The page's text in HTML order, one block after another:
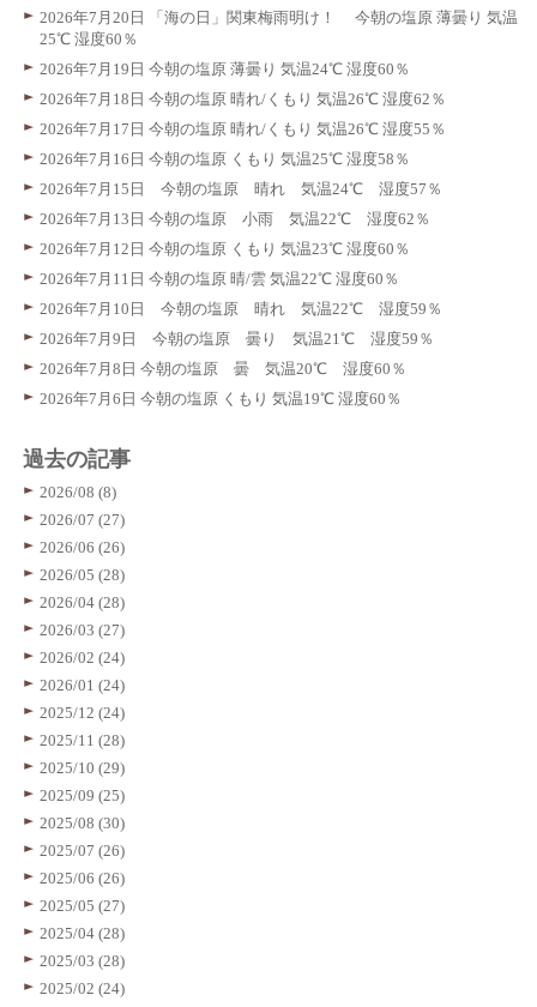
2026年7月20日 「海の日」関東梅雨明け！ 今朝の塩原 薄曇り 気温
25℃ 湿度60％
2026年7月19日 今朝の塩原 薄曇り 気温24℃ 湿度60％
2026年7月18日 今朝の塩原 晴れ/くもり 気温26℃ 湿度62％
2026年7月17日 今朝の塩原 晴れ/くもり 気温26℃ 湿度55％
2026年7月16日 今朝の塩原 くもり 気温25℃ 湿度58％
2026年7月15日 今朝の塩原 晴れ 気温24℃ 湿度57％
2026年7月13日 今朝の塩原 小雨 気温22℃ 湿度62％
2026年7月12日 今朝の塩原 くもり 気温23℃ 湿度60％
2026年7月11日 今朝の塩原 晴/雲 気温22℃ 湿度60％
2026年7月10日 今朝の塩原 晴れ 気温22℃ 湿度59％
2026年7月9日 今朝の塩原 曇り 気温21℃ 湿度59％
2026年7月8日 今朝の塩原 曇 気温20℃ 湿度60％
2026年7月6日 今朝の塩原 くもり 気温19℃ 湿度60％
過去の記事
2026/08 (8)
2026/07 (27)
2026/06 (26)
2026/05 (28)
2026/04 (28)
2026/03 (27)
2026/02 (24)
2026/01 (24)
2025/12 (24)
2025/11 (28)
2025/10 (29)
2025/09 (25)
2025/08 (30)
2025/07 (26)
2025/06 (26)
2025/05 (27)
2025/04 (28)
2025/03 (28)
2025/02 (24)